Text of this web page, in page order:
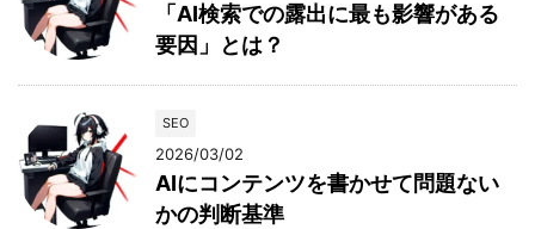
「AI検索での露出に最も影響がある
要因」とは？
SEO
2026/03/02
AIにコンテンツを書かせて問題ない
かの判断基準